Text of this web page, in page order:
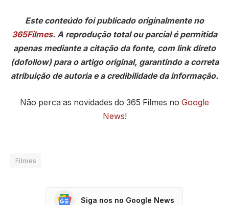
Este conteúdo foi publicado originalmente no
365Filmes. A reprodução total ou parcial é permitida
apenas mediante a citação da fonte, com link direto
(dofollow) para o artigo original, garantindo a correta
atribuição de autoria e a credibilidade da informação.
Não perca as novidades do 365 Filmes no Google
News!
Filmes
Siga nos no Google News